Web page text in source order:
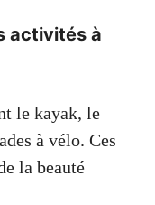
activités à
le kayak, le
à vélo. Ces
la beauté